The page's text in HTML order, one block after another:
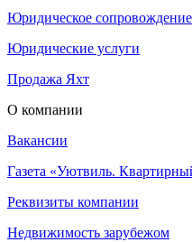
Юридическое сопровождение
Юридические услуги
Продажа Яхт
О компании
Вакансии
Газета «Уютвиль.
Реквизиты компании
Недвижимость зарубежом